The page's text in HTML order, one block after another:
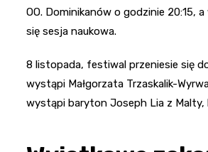
OO. Dominikanów o godzinie 20:15,
się sesja naukowa.
8 listopada, festiwal przeniesie się
wystąpi Małgorzata Trzaskalik-
wystąpi baryton Joseph Lia z Malty,